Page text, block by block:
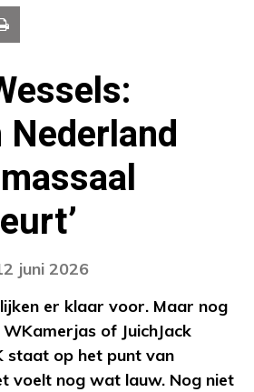
Nederland
juni 2026
er klaar voor. Maar nog
of JuichJack
staat op het punt van
voelt nog wat lauw. Nog niet